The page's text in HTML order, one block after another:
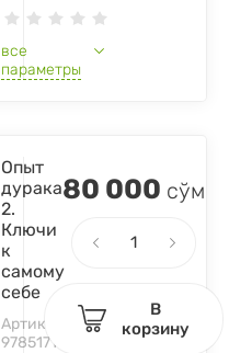
все
параметры
Опыт
дурака
2.
Ключи
к
самому
себе
Артикул:
9785171381783
80 000 сўм
В
корзину